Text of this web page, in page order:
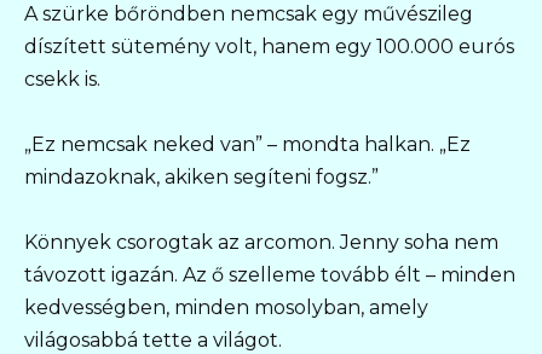
A szürke bőröndben nemcsak egy művészileg
díszített sütemény volt, hanem egy 100.000 eurós
csekk is.
„Ez nemcsak neked van” – mondta halkan. „Ez
mindazoknak, akiken segíteni fogsz.”
Könnyek csorogtak az arcomon. Jenny soha nem
távozott igazán. Az ő szelleme tovább élt – minden
kedvességben, minden mosolyban, amely
világosabbá tette a világot.